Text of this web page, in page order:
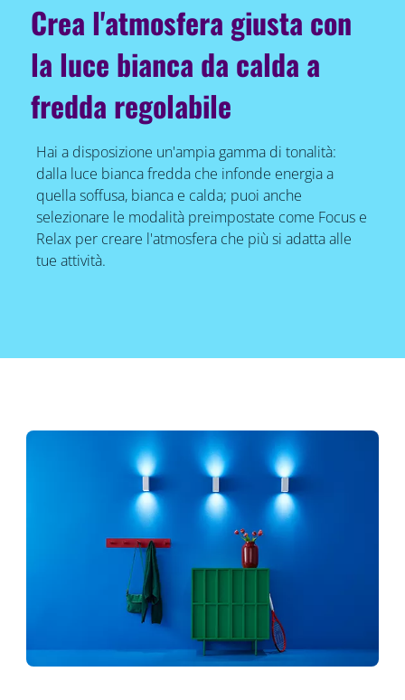
Crea l'atmosfera giusta con
la luce bianca da calda a
fredda regolabile
Hai a disposizione un'ampia gamma di tonalità:
dalla luce bianca fredda che infonde energia a
quella soffusa, bianca e calda; puoi anche
selezionare le modalità preimpostate come Focus e
Relax per creare l'atmosfera che più si adatta alle
tue attività.